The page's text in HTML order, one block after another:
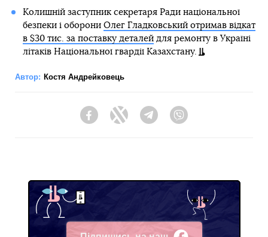
Колишній заступник секретаря Ради національної
безпеки і оборони Олег Гладковський отримав відкат
в $30 тис. за поставку деталейдля ремонту в Україні
літаків Національної гвардії Казахстану.
Автор: Костя Андрейковець
FacebookTwitter Telegram